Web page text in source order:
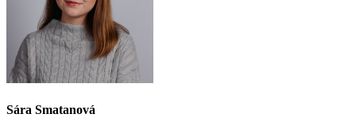
Sára Smatanová